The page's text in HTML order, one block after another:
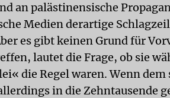
an palästinensische
Medien derartige
es gibt keinen Grund für
lautet die Frage, ob sie
die Regel waren. Wenn
in die Zehntausende